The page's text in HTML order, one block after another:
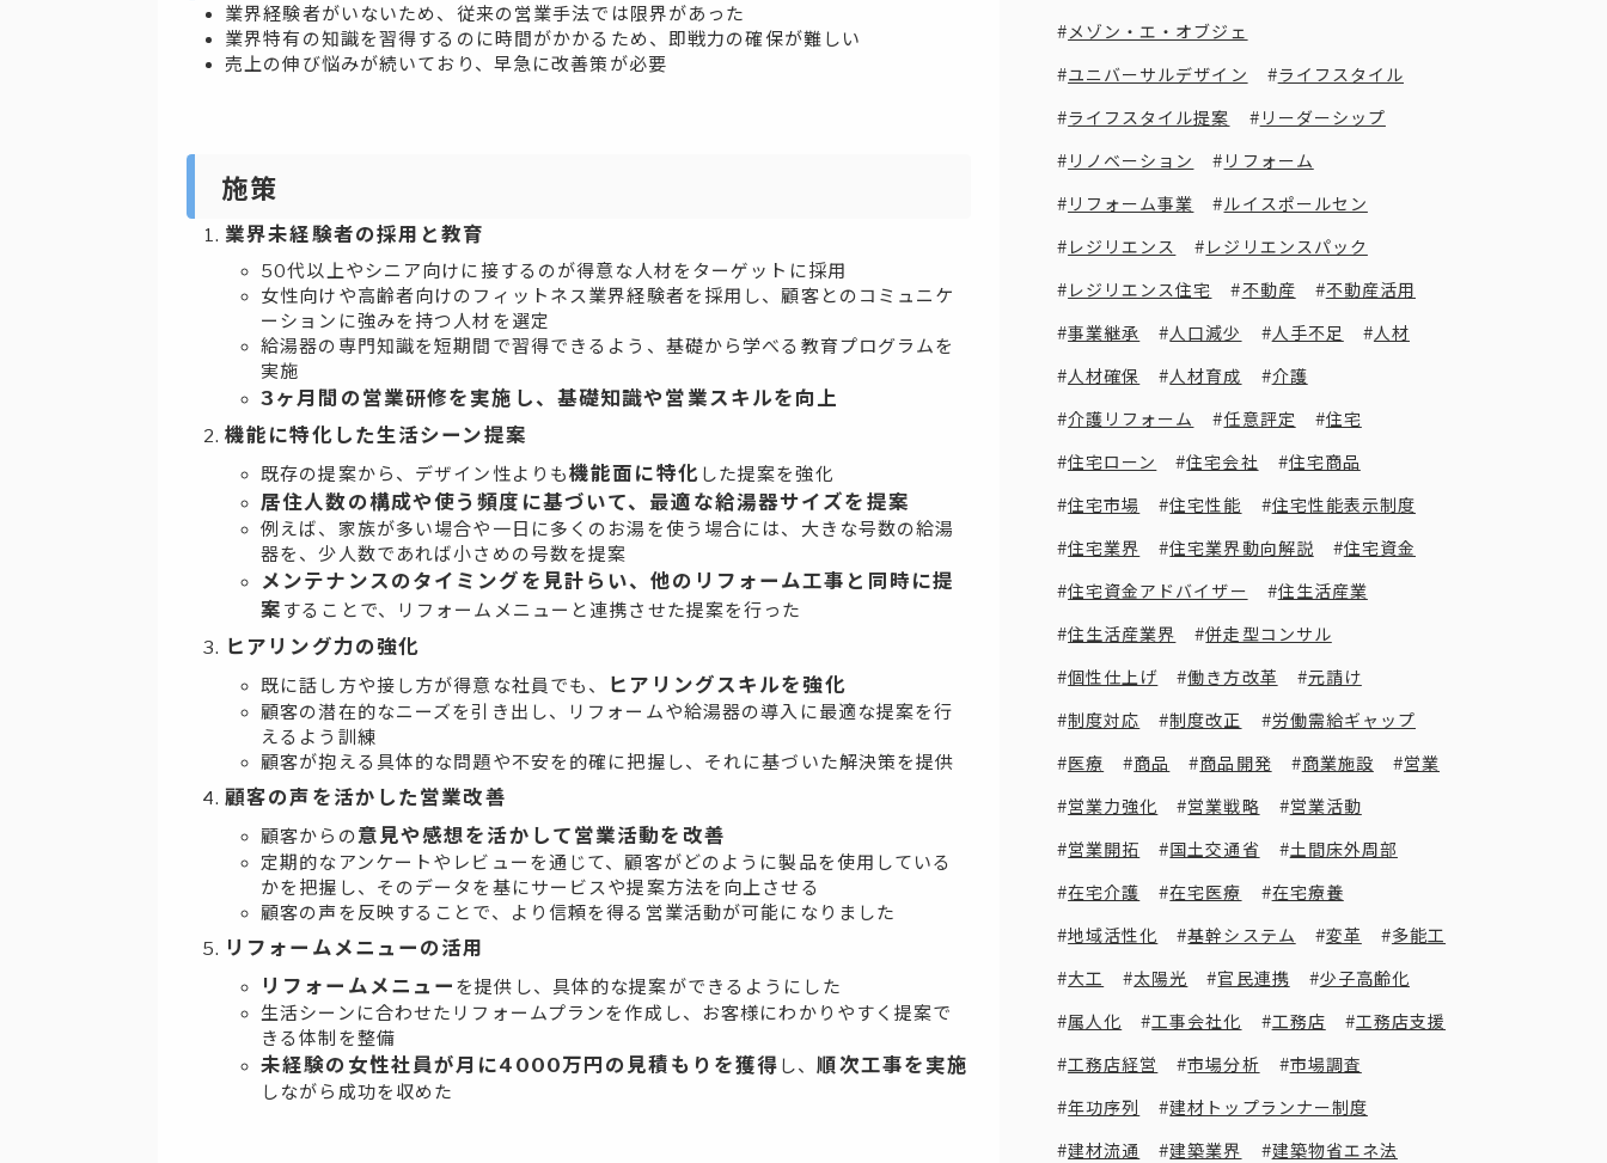
業界経験者がいないため、従来の営業手法では限界があった
業界特有の知識を習得するのに時間がかかるため、即戦力の確保が難しい
売上の伸び悩みが続いており、早急に改善策が必要
施策
業界未経験者の採用と教育
50代以上やシニア向けに接するのが得意な人材をターゲットに採用
女性向けや高齢者向けのフィットネス業界経験者を採用し、顧客とのコミュニケ
ーションに強みを持つ人材を選定
給湯器の専門知識を短期間で習得できるよう、基礎から学べる教育プログラムを
実施
3ヶ月間の営業研修を実施し、基礎知識や営業スキルを向上
機能に特化した生活シーン提案
既存の提案から、デザイン性よりも機能面に特化 した提案を強化
居住人数の構成や使う頻度に基づいて、最適な給湯器サイズを提案
例えば、家族が多い場合や一日に多くのお湯を使う場合には、大きな号数の給湯
器を、少人数であれば小さめの号数を提案
メンテナンスのタイミングを見計らい、他のリフォーム工事と同時に提
案 することで、リフォームメニューと連携させた提案を行った
ヒアリング力の強化
既に話し方や接し方が得意な社員でも、 ヒアリングスキルを強化
顧客の潜在的なニーズを引き出し、リフォームや給湯器の導入に最適な提案を行
えるよう訓練
顧客が抱える具体的な問題や不安を的確に把握し、それに基づいた解決策を提供
顧客の声を活かした営業改善
顧客からの意見や感想を活かして営業活動を改善
定期的なアンケートやレビューを通じて、顧客がどのように製品を使用している
かを把握し、そのデータを基にサービスや提案方法を向上させる
顧客の声を反映することで、より信頼を得る営業活動が可能になりました
リフォームメニューの活用
リフォームメニュー を提供し、具体的な提案ができるようにした
生活シーンに合わせたリフォームプランを作成し、お客様にわかりやすく提案で
きる体制を整備
未経験の女性社員が月に4000万円の見積もりを獲得 し、順次工事を実施
しながら成功を収めた
メゾン・エ・オブジェ
ユニバーサルデザイン ライフスタイル
ライフスタイル提案 リーダーシップ
リノベーション リフォーム
リフォーム事業 ルイスポールセン
レジリエンス レジリエンスパック
レジリエンス住宅 不動産 不動産活用
事業継承 人口減少 人手不足 人材
人材確保 人材育成 介護
介護リフォーム 任意評定 住宅
住宅ローン 住宅会社 住宅商品
住宅市場 住宅性能 住宅性能表示制度
住宅業界 住宅業界動向解説 住宅資金
住宅資金アドバイザー 住生活産業
住生活産業界 併走型コンサル
個性仕上げ 働き方改革 元請け
制度対応 制度改正 労働需給ギャップ
医療 商品 商品開発 商業施設 営業
営業力強化 営業戦略 営業活動
営業開拓 国土交通省 土間床外周部
在宅介護 在宅医療 在宅療養
地域活性化 基幹システム 変革 多能工
大工 太陽光 官民連携 少子高齢化
属人化 工事会社化 工務店 工務店支援
工務店経営 市場分析 市場調査
年功序列 建材トップランナー制度
建材流通 建築業界 建築物省エネ法